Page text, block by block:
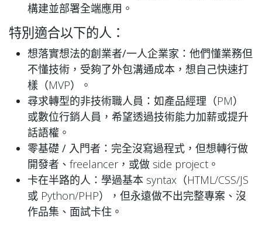
構建並部署全端應用。
特別適合以下的人：
想落實想法的創業者/一人企業家 ：他們懂業務但
不懂技術，受夠了外包溝通成本，想自己快速打
樣（MVP）。
尋求轉型的非技術職人員 ：如產品經理（PM）
或數位行銷人員，希望透過技術能力加薪或提升
話語權。
零基礎 / 入門者 ：完全沒寫過程式，但想轉行做
開發者、freelancer，或做 side project。
卡在半路的人 ：學過基本 syntax（HTML/CSS/JS
或 Python/PHP），但永遠做不出完整專案、沒
作品集、面試卡住。